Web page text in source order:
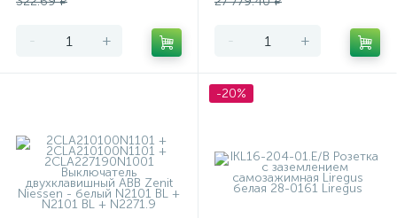
- + - +
-20%